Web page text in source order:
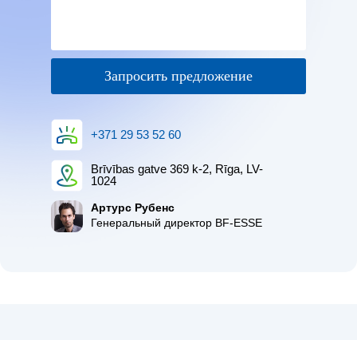
Запросить предложение
Артурс Рубенс
Генеральный директор BF-ESSE
+371 29 53 52 60
Brīvības gatve 369 k-2, Rīga, LV-
1024